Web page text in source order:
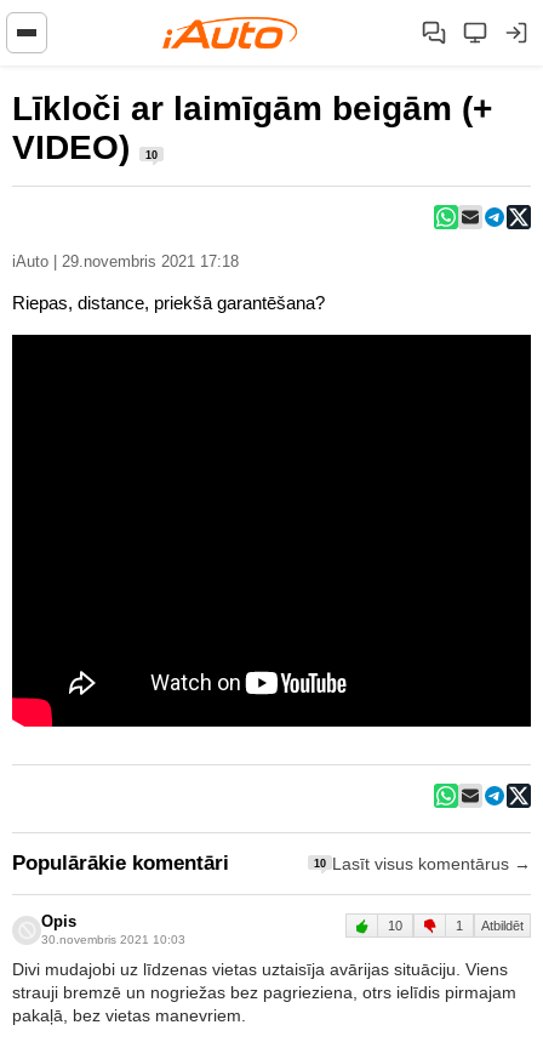
Līkloči ar laimīgām beigām (+
VIDEO)
10
iAuto | 29.novembris 2021 17:18
Riepas, distance, priekšā garantēšana?
Populārākie komentāri 10 Lasīt visus komentārus →
Opis
30.novembris 2021 10:03
10 1 Atbildēt
Divi mudajobi uz līdzenas vietas uztaisīja avārijas situāciju. Viens
strauji bremzē un nogriežas bez pagrieziena, otrs ielīdis pirmajam
pakaļā, bez vietas manevriem.